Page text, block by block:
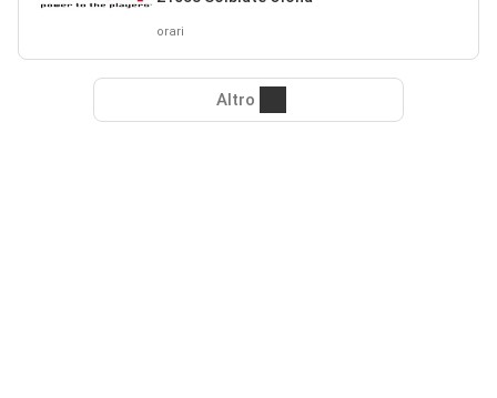
orari
Altro